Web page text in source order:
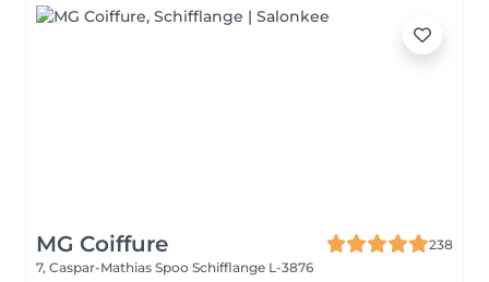
MG Coiffure
238
7, Caspar-Mathias Spoo Schifflange L-3876